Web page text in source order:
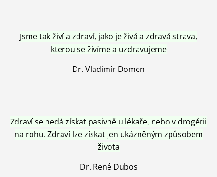
Jsme tak živí a zdraví, jako je živá a zdravá strava,
kterou se živíme a uzdravujeme
Dr. Vladimír Domen
Zdraví se nedá získat pasivně u lékaře, nebo v drogérii
na rohu. Zdraví lze získat jen ukázněným způsobem
života
Dr. René Dubos